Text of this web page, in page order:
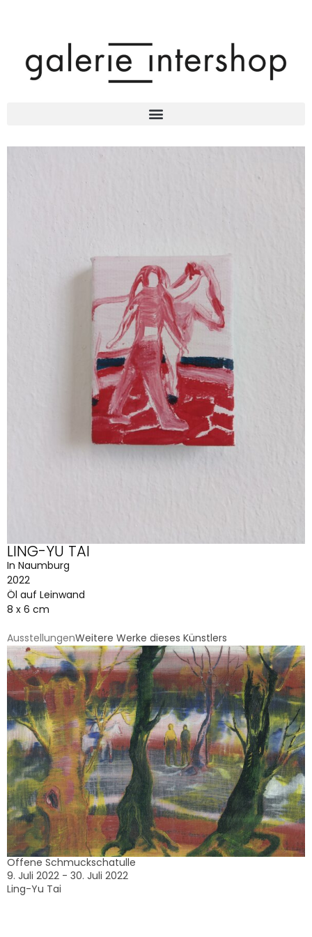
LING-YU TAI
In Naumburg
2022
Öl auf Leinwand
8 x 6 cm
AusstellungenWeitere Werke dieses Künstlers
Offene Schmuckschatulle
9. Juli 2022 - 30. Juli 2022
Ling-Yu Tai